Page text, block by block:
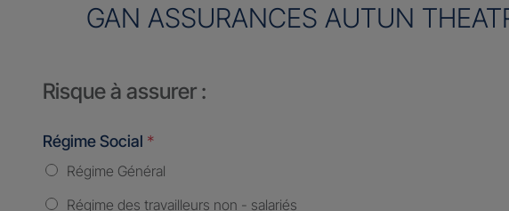
GAN ASSURANCES AUTUN
Risque à assurer :
Régime Social *
Régime Général
Régime des travailleurs non - salariés